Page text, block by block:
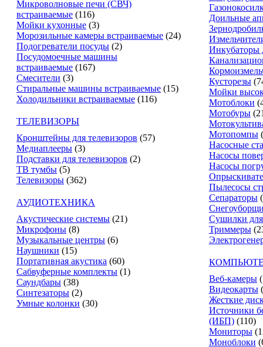
Микроволновые печи (СВЧ)
встраиваемые (116)
Мойки кухонные (3)
Морозильные камеры встраиваемые (24)
Подогреватели посуды (2)
Посудомоечные машины
встраиваемые (167)
Смесители (3)
Стиральные машины встраиваемые (15)
Холодильники встраиваемые (116)
ТЕЛЕВИЗОРЫ
Кронштейны для телевизоров (57)
Медиаплееры (3)
Подставки для телевизоров (2)
ТВ тумбы (5)
Телевизоры (362)
АУДИОТЕХНИКА
Акустические системы (21)
Микрофоны (8)
Музыкальные центры (6)
Наушники (15)
Портативная акустика (60)
Сабвуферные комплекты (1)
Саундбары (38)
Синтезаторы (2)
Умные колонки (30)
Доильные
Инкубаторы
Кусторезы
Мойки
Мотоблоки
Мотобуры
Мотопомпы
Насосные
Насосы
Насосы
Пылесосы
Сепараторы
Сушилки
Триммеры
Веб-камеры
Видеокарты
Жесткие
Источники
(ИБП) (110)
Мониторы
Моноблоки